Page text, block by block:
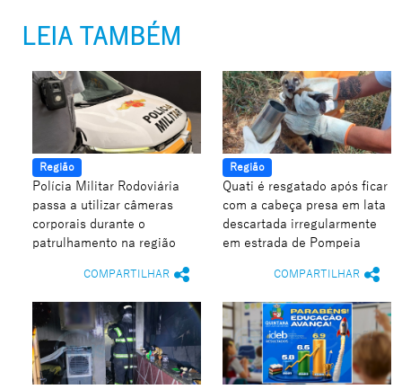
LEIA TAMBÉM
Região
Polícia Militar Rodoviária
passa a utilizar câmeras
corporais durante o
patrulhamento na região
COMPARTILHAR
Região
Quati é resgatado após ficar
com a cabeça presa em lata
descartada irregularmente
em estrada de Pompeia
COMPARTILHAR